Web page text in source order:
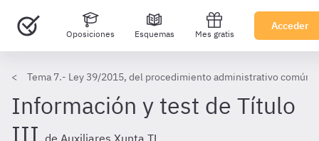
Oposiciones Esquemas Mes gratis
Acceder
Tema 7.- Ley 39/2015, del procedimiento administrativo común
Información y test de Título
III de Auxiliares Xunta TL